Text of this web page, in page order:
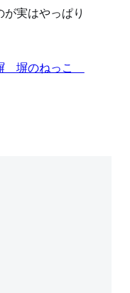
実はやっぱり
塀のねっこ